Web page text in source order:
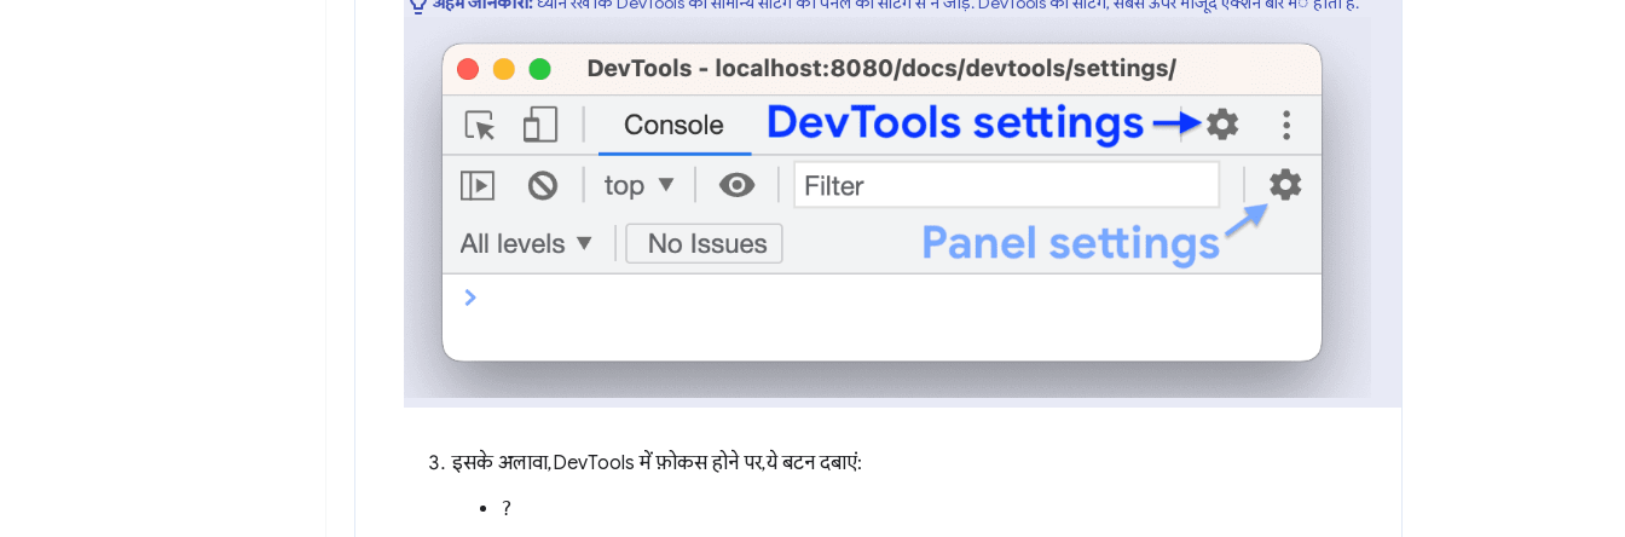
इसके अलावा, DevTools में फ़ोकस होने पर, ये बटन दबाएं:
?